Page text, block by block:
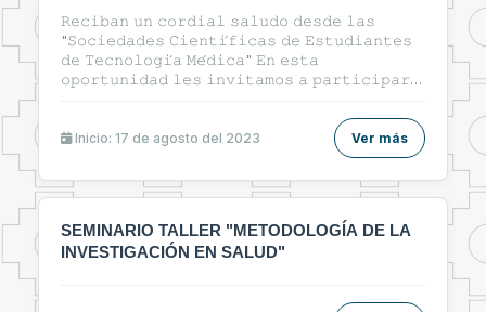
EN EL ÁREA DE LA SALUD
𝚁𝚎𝚌𝚒𝚋𝚊𝚗 𝚞𝚗 𝚌𝚘𝚛𝚍𝚒𝚊𝚕 𝚜𝚊𝚕𝚞𝚍𝚘 𝚍𝚎𝚜𝚍𝚎 𝚕𝚊𝚜
"𝚂𝚘𝚌𝚒𝚎𝚍𝚊𝚍𝚎𝚜 𝙲𝚒𝚎𝚗𝚝𝚒́𝚏𝚒𝚌𝚊𝚜 𝚍𝚎 𝙴𝚜𝚝𝚞𝚍𝚒𝚊𝚗𝚝𝚎𝚜
𝚍𝚎 𝚃𝚎𝚌𝚗𝚘𝚕𝚘𝚐𝚒́𝚊 𝙼𝚎́𝚍𝚒𝚌𝚊" 𝙴𝚗 𝚎𝚜𝚝𝚊
𝚘𝚙𝚘𝚛𝚝𝚞𝚗𝚒𝚍𝚊𝚍 𝚕𝚎𝚜 𝚒𝚗𝚟𝚒𝚝𝚊𝚖𝚘𝚜 𝚊 𝚙𝚊𝚛𝚝𝚒𝚌𝚒𝚙𝚊𝚛
ᴇʟᴀʙᴏʀᴀᴄɪᴏ́ɴ ᴅᴇ ᴀʀᴛɪ́ᴄᴜʟᴏs ᴄɪᴇɴᴛɪ́ғɪᴄᴏs ᴇɴ ᴇʟ ᴀ́ʀᴇᴀ ᴅᴇ ʟᴀ
sᴀʟᴜᴅ"🔰
Inicio: 17 de agosto del 2023 Ver más
SEMINARIO TALLER "METODOLOGÍA DE LA
INVESTIGACIÓN EN SALUD"